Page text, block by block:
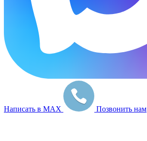
Написать в MAX Позвонить нам